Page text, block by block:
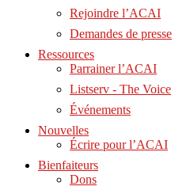
Rejoindre l’ACAI
Demandes de presse
Ressources
Parrainer l’ACAI
Listserv - The Voice
Événements
Nouvelles
Écrire pour l’ACAI
Bienfaiteurs
Dons